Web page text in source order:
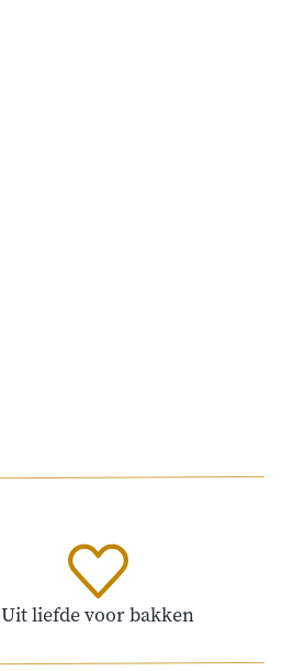
Uit liefde voor bakken